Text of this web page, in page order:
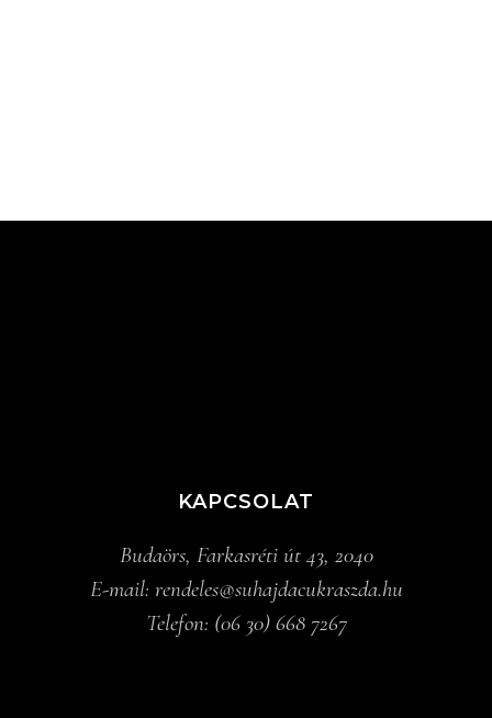
KAPCSOLAT
Budaörs, Farkasréti út 43, 2040
E-mail: rendeles@suhajdacukraszda.hu
Telefon: (06 30) 668 7267